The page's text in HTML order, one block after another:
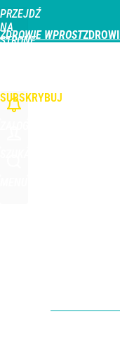
PRZEJDŹ
NA
STRONĘ
ZDROWIE WPROST
SUBSKRYBUJ